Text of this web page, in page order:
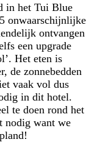
in het Tui Blue
onwaarschijnlijke
ontvangen
een upgrade
Het eten is
de zonnebedden
vaak vol dus
in dit hotel.
te doen rond het
nodig want we